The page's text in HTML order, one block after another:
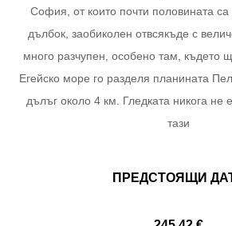
София, от които почти половината
дълбок, заобиколен отвсякъде с
много разчупен, особено там, където
Егейско море го разделя планината
дълъг около 4 км. Гледката никога не
тази
ПРЕДСТОЯЩИ